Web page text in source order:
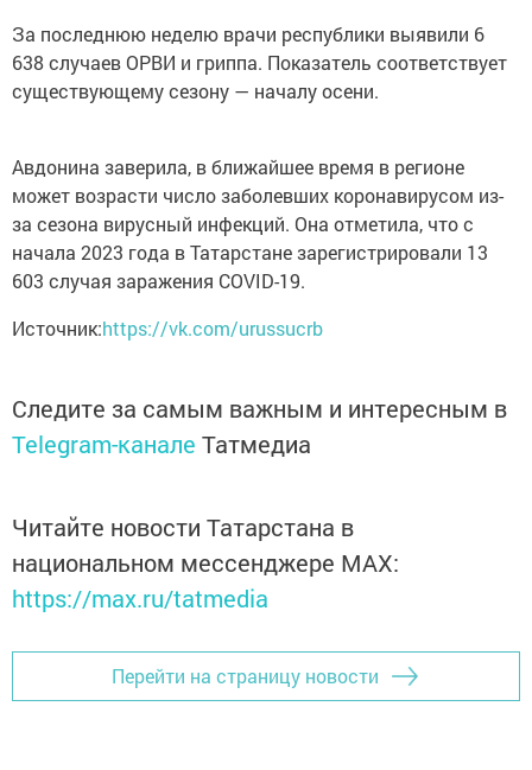
За последнюю неделю врачи республики выявили 6
638 случаев ОРВИ и гриппа. Показатель соответствует
существующему сезону — началу осени.
Авдонина заверила, в ближайшее время в регионе
может возрасти число заболевших коронавирусом из-
за сезона вирусный инфекций. Она отметила, что с
начала 2023 года в Татарстане зарегистрировали 13
603 случая заражения COVID-19.
Источник:https://vk.com/urussucrb
Следите за самым важным и интересным в
Telegram-канале Татмедиа
Читайте новости Татарстана в
национальном мессенджере MАХ:
https://max.ru/tatmedia
Перейти на страницу новости